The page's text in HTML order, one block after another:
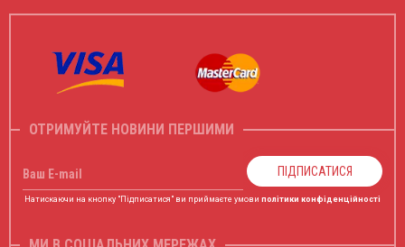
ОТРИМУЙТЕ НОВИНИ ПЕРШИМИ
Ваш E-mail ПІДПИСАТИСЯ
Натискаючи на кнопку "Підписатися" ви приймаєте умови політики конфіденційності